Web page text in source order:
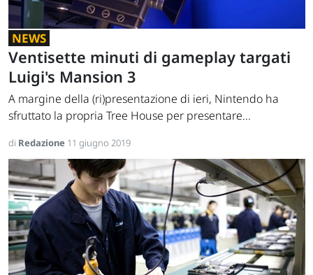
NEWS
Ventisette minuti di gameplay targati
Luigi's Mansion 3
A margine della (ri)presentazione di ieri, Nintendo ha
sfruttato la propria Tree House per presentare...
di Redazione 11 giugno 2019